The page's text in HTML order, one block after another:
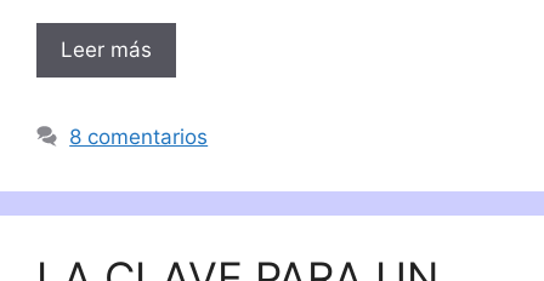
Leer más
8 comentarios